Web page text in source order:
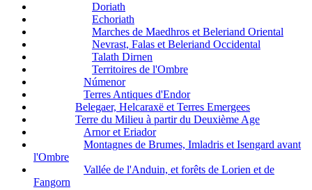
Doriath
Echoriath
Marches de Maedhros et Beleriand Oriental
Nevrast, Falas et Beleriand Occidental
Talath Dirnen
Territoires de l'Ombre
Númenor
Terres Antiques d'Endor
Belegaer, Helcaraxë et Terres Emergees
Terre du Milieu à partir du Deuxième Age
Arnor et Eriador
Montagnes de Brumes, Imladris et Isengard avant
l'Ombre
Vallée de l'Anduin, et forêts de Lorien et de
Fangorn